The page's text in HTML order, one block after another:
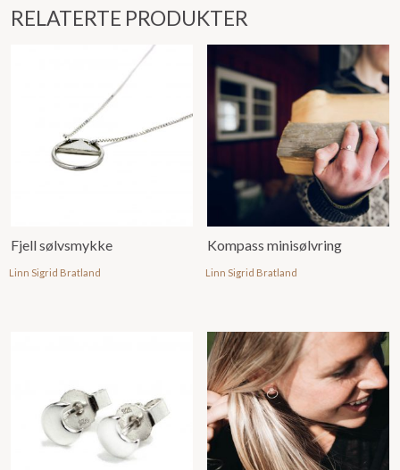
RELATERTE PRODUKTER
Fjell sølvsmykke
Linn Sigrid Bratland
Kompass minisølvring
Linn Sigrid Bratland